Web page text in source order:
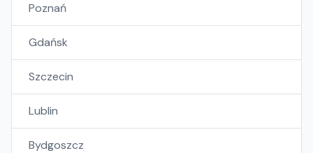
Poznań
Gdańsk
Szczecin
Lublin
Bydgoszcz